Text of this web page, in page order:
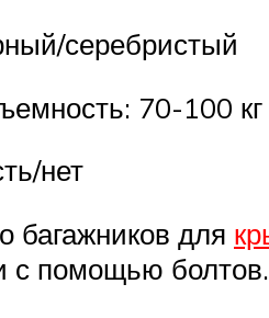
серебристый
70-100 кг
нет
багажников для
с помощью болтов.